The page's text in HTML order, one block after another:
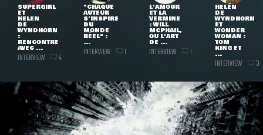
SUPERGIRL
ET
HELEN
DE
WYNDHORN
:
RENCONTRE
AVEC ...
INTERVIEW 4
"CHAQUE
AUTEUR
S'INSPIRE
DU
MONDE
RÉEL" :
...
INTERVIEW 1
L'AMOUR
ET LA
VERMINE
: WILL
MCPHAIL,
OU L'ART
DE ...
INTERVIEW 1
HELEN
DE
WYNDHORN
ET
WONDER
WOMAN :
TOM
KING ET
...
INTERVIEW 3